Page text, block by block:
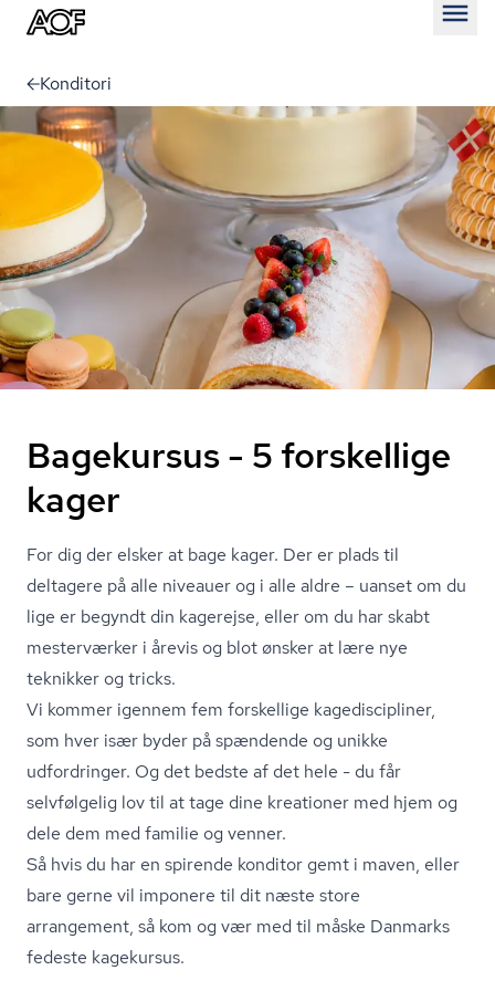
Konditori
Bagekursus - 5 forskellige
kager
For dig der elsker at bage kager. Der er plads til
deltagere på alle niveauer og i alle aldre – uanset om du
lige er begyndt din kagerejse, eller om du har skabt
mesterværker i årevis og blot ønsker at lære nye
teknikker og tricks.
Vi kommer igennem fem forskellige ka­ge­di­sci­pli­ner,
som hver især byder på spændende og unikke
udfordringer. Og det bedste af det hele - du får
selvfølgelig lov til at tage dine kreationer med hjem og
dele dem med familie og venner.
Så hvis du har en spirende konditor gemt i maven, eller
bare gerne vil imponere til dit næste store
arrangement, så kom og vær med til måske Danmarks
fedeste kagekursus.